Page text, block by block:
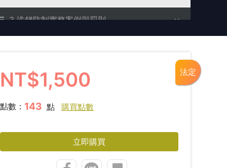
3 洗錢防制實務案例與罰則
虛擬資產與異常帳戶 10:55法定
NT$1,500
點數： 143 點 購買點數
立即購買